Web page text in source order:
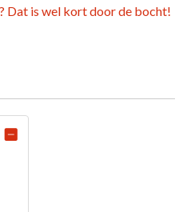
Dat is wel kort door de bocht!